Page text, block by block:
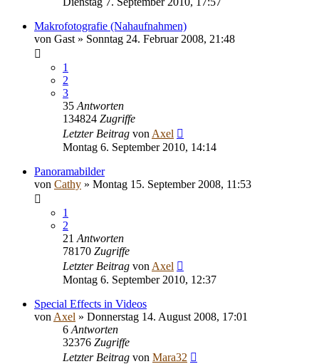
Makrofotografie (Nahaufnahmen)
von Gast » Sonntag 24. Februar 2008, 21:48
1
2
3
35 Antworten
134824 Zugriffe
Letzter Beitrag von Axel
Montag 6. September 2010, 14:14
Panoramabilder
von Cathy » Montag 15. September 2008, 11:53
1
2
21 Antworten
78170 Zugriffe
Letzter Beitrag von Axel
Montag 6. September 2010, 12:37
Special Effects in Videos
von Axel » Donnerstag 14. August 2008, 17:01
6 Antworten
32376 Zugriffe
Letzter Beitrag von Mara32